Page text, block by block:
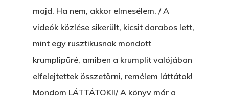
majd. Ha nem, akkor elmesélem. / A
videók közlése sikerült, kicsit darabos lett,
mint egy rusztikusnak mondott
krumplipüré, amiben a krumplit valójában
elfelejtettek összetörni, remélem láttátok!
Mondom LÁTTÁTOK!!/ A könyv már a